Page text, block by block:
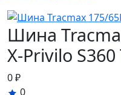
Шина
X-Privilo S360
0 ₽
0